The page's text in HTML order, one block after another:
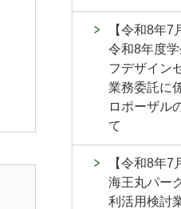
【令和8年7
令和8年度
フデザイン
業務委託に
ロポーザル
て
【令和8年7
海王丸パー
利活用検討